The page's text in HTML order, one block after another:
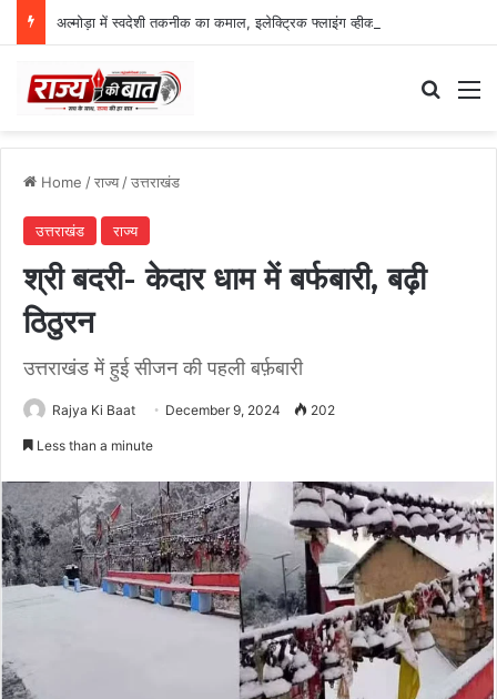
Home /राज्य/उत्तराखंड
उत्तराखंड राज्य
श्री बदरी- केदार धाम में बर्फबारी, बढ़ी
ठिठुरन
उत्तराखंड में हुई सीजन की पहली बर्फ़बारी
Rajya Ki Baat December 9, 2024 202
Less than a minute